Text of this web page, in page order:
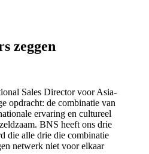
zeggen
Sales Director voor Asia-
opdracht: de combinatie van
ervaring en cultureel
BNS heeft ons drie
die alle drie die combinatie
netwerk niet voor elkaar